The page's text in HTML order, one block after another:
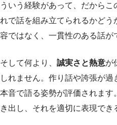
ういう経験があって、だから
れで話を組み立てられるかど
容ではなく、一貫性のある話が
そして何より、 誠実さと熱意が
しれません。作り話や誇張が
本音で語る姿勢が評価されます
き出し、それを適切に表現でき